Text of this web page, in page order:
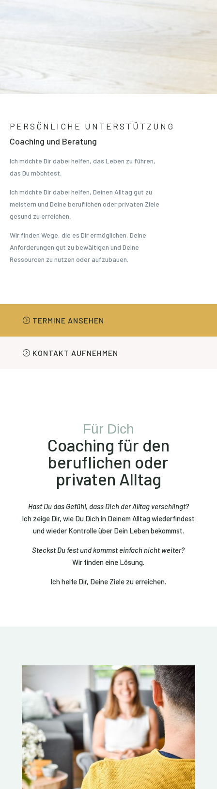
PERSÖNLICHE UNTERSTÜTZUNG
Coaching und Beratung
Ich möchte Dir dabei helfen, das Leben zu führen,
das Du möchtest.
Ich möchte Dir dabei helfen, Deinen Alltag gut zu
meistern und Deine beruflichen oder privaten Ziele
gesund zu erreichen.
Wir finden Wege, die es Dir ermöglichen, Deine
Anforderungen gut zu bewältigen und Deine
Ressourcen zu nutzen oder aufzubauen.
TERMINE ANSEHEN
KONTAKT AUFNEHMEN
Für Dich
Coaching für den
beruflichen oder
privaten Alltag
Hast Du das Gefühl, dass Dich der Alltag verschlingt?
Ich zeige Dir, wie Du Dich in Deinem Alltag wiederfindest
und wieder Kontrolle über Dein Leben bekommst.
Steckst Du fest und kommst einfach nicht weiter?
Wir finden eine Lösung.
Ich helfe Dir, Deine Ziele zu erreichen.